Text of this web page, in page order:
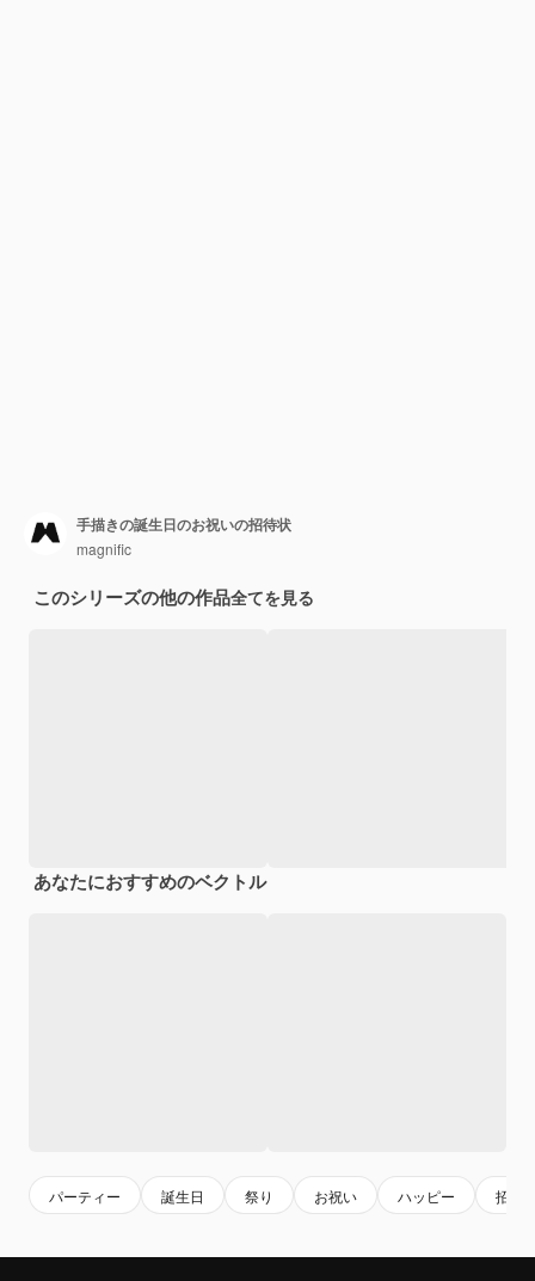
手描きの誕生日のお祝いの招待状
magnific
このシリーズの他の作品全てを見る
あなたにおすすめのベクトル
パーティー 誕生日 祭り お祝い ハッピー 招待